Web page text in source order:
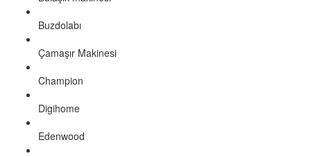
Buzdolabı
Çamaşır Makinesi
Champion
Digihome
Edenwood